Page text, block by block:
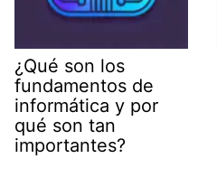
¿Qué son los
fundamentos de
informática y por
qué son tan
importantes?